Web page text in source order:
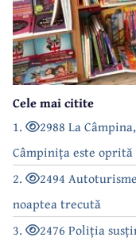
Cele mai citite
1.
2988 La
Câmpinița este oprită
2.
2494
noaptea trecută
3.
2476 Poliția